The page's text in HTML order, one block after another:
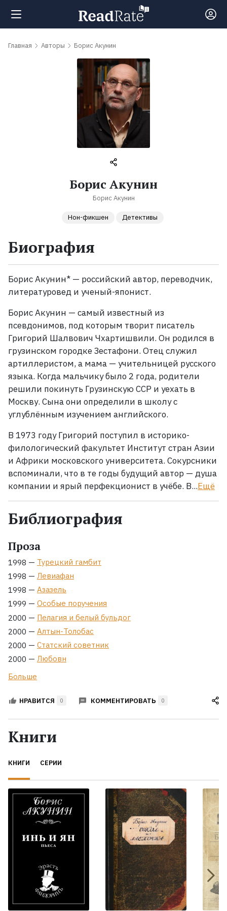
Поиск
обсуждаемые
Жанры
Серии
Коллекции
Главная Авторы Борис Акунин
Борис Акунин
Борис Акунин
Нон-фикшен Детективы
Биография
Борис Акунин* — российский автор, переводчик,
литературовед и ученый-японист.
Борис Акунин — самый известный из
псевдонимов, под которым творит писатель
Григорий Шалвович Чхартишвили. Он родился в
грузинском городке Зестафони. Отец служил
артиллеристом, а мама — учительницей русского
языка. Когда мальчику было 2 года, родители
решили покинуть Грузинскую ССР и уехать в
Москву. Сына они определили в школу с
углублённым изучением английского.
В 1973 году Григорий поступил в историко-
филологический факультет Институт стран Азии
и Африки московского университета. Сокурсники
вспоминали, что в те годы будущий автор — душа
компании и ярый перфекционист в учёбе. В...Ещё
Библиография
Проза
1998 — Турецкий гамбит
1998 — Левиафан
1998 — Азазель
1999 — Особые поручения
2000 — Пелагия и белый бульдог
2000 — Алтын-Толобас
2000 — Статский советник
2000 — Любовн
Больше
НРАВИТСЯ 0 КОММЕНТИРОВАТЬ 0
Книги
КНИГИ СЕРИИ